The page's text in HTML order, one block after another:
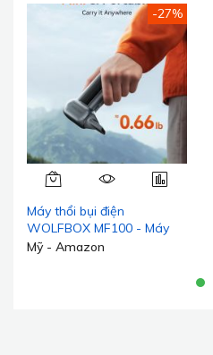
-27%
Máy thổi bụi điện
WOLFBOX MF100 - Máy
thổi bụi không dây siêu
Mỹ - Amazon